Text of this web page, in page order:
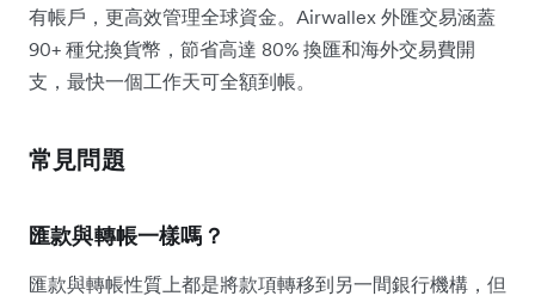
有帳戶，更高效管理全球資金。Airwallex 外匯交易涵蓋
90+ 種兌換貨幣，節省高達 80% 換匯和海外交易費開
支，最快一個工作天可全額到帳。
常見問題
匯款與轉帳一樣嗎？
匯款與轉帳性質上都是將款項轉移到另一間銀行機構，但